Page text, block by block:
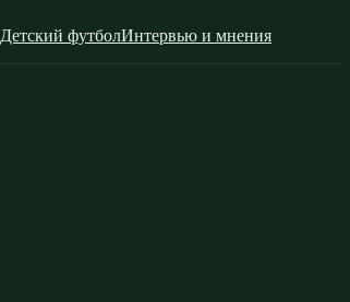
Детский футболИнтервью и мнения